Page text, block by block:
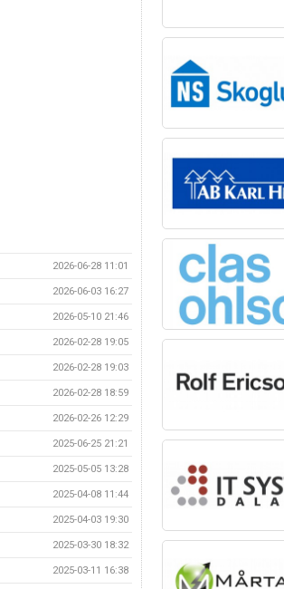
2026-06-28 11:01
2026-06-03 16:27
2026-05-10 21:46
2026-02-28 19:05
2026-02-28 19:03
2026-02-28 18:59
2026-02-26 12:29
2025-06-25 21:21
2025-05-05 13:28
2025-04-08 11:44
2025-04-03 19:30
2025-03-30 18:32
2025-03-11 16:38